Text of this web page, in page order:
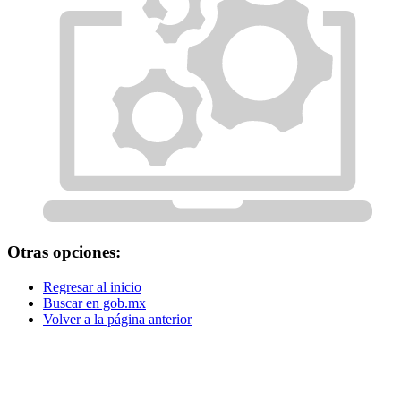
Otras opciones:
Regresar al inicio
Buscar en gob.mx
Volver a la página anterior